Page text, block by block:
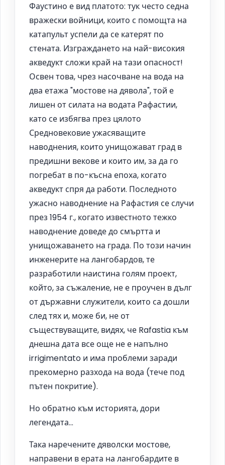
Фаустино е вид платото: тук често седна
вражески войници, които с помощта на
катапульт успели да се катерят по
стената. Изграждането на най-високия
акведукт сложи край на тази опасност!
Освен това, чрез насочване на вода на
два етажа "мостове на дявола", той е
лишен от силата на водата Рафастии,
като се избягва през цялото
Средновековие ужасяващите
наводнения, които унищожават град в
предишни векове и които им, за да го
погребат в по-късна епоха, когато
акведукт спря да работи. Последното
ужасно наводнение на Рафастия се случи
през 1954 г., когато известното тежко
наводнение доведе до смъртта и
унищожаването на града. По този начин
инженерите на лангобардов, те
разработили наистина голям проект,
който, за съжаление, не е проучен в дълг
от държавни служители, които са дошли
след тях и, може би, не от
съществуващите, видях, че Rafastia към
днешна дата все още не е напълно
irrigimentato и има проблеми заради
прекомерно разхода на вода (тече под
пътен покритие).
Но обратно към историята, дори
легендата…
Така наречените дяволски мостове,
направени в ерата на лангобардите в